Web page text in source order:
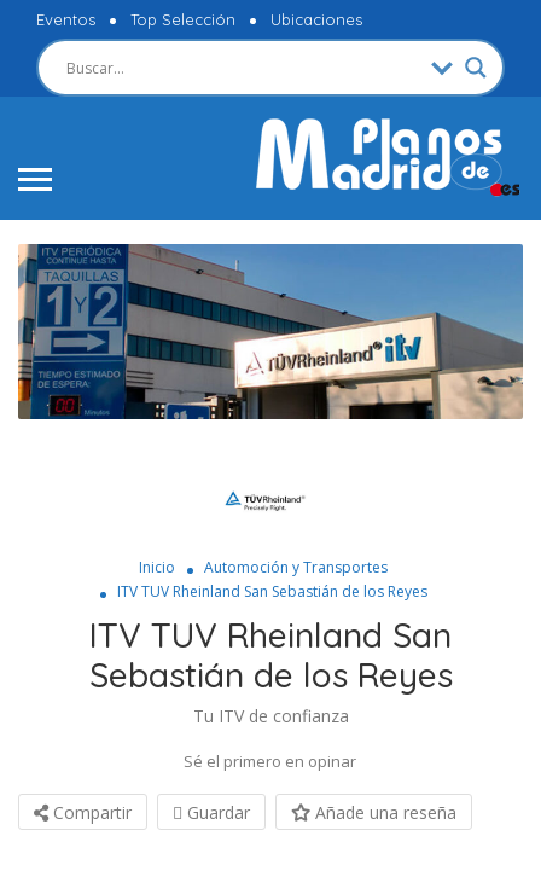
Eventos Top Selección Ubicaciones
Inicio
Automoción y Transportes
ITV TUV Rheinland San Sebastián de los Reyes
ITV TUV Rheinland San
Sebastián de los Reyes
Tu ITV de confianza
Sé el primero en opinar
Compartir Guardar Añade una reseña